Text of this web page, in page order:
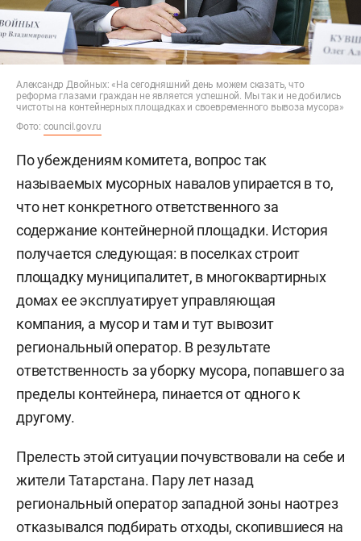
Александр Двойных: «На сегодняшний день можем сказать, что
реформа глазами граждан не является успешной. Мы так и не добились
чистоты на контейнерных площадках и своевременного вывоза мусора»
Фото: council.gov.ru
По убеждениям комитета, вопрос так
называемых мусорных навалов упирается в то,
что нет конкретного ответственного за
содержание контейнерной площадки. История
получается следующая: в поселках строит
площадку муниципалитет, в многоквартирных
домах ее эксплуатирует управляющая
компания, а мусор и там и тут вывозит
региональный оператор. В результате
ответственность за уборку мусора, попавшего за
пределы контейнера, пинается от одного к
другому.
Прелесть этой ситуации почувствовали на себе и
жители Татарстана. Пару лет назад
региональный оператор западной зоны наотрез
отказывался подбирать отходы, скопившиеся на